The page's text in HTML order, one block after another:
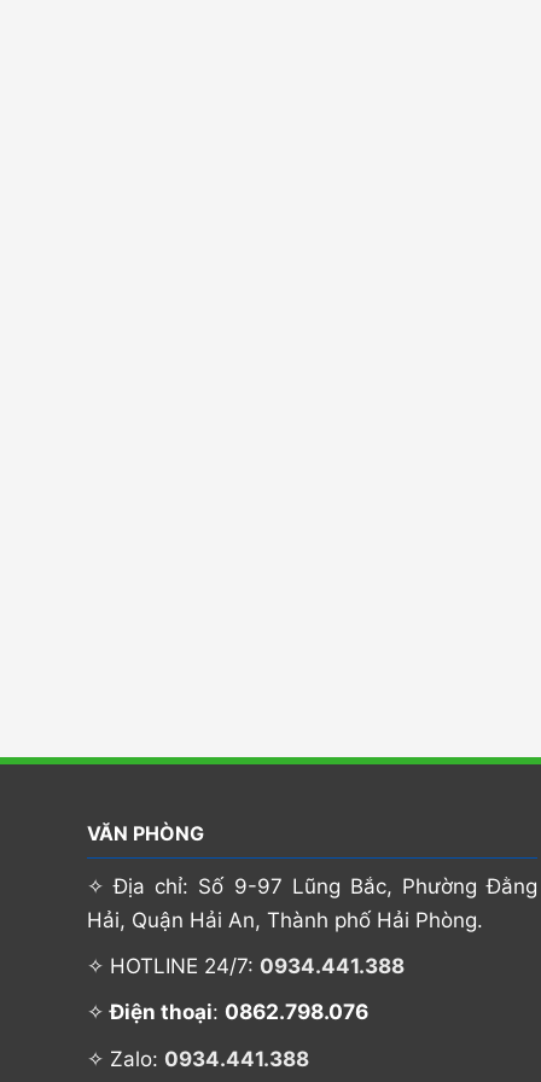
VĂN PHÒNG
✧ Địa chỉ: Số 9-97 Lũng Bắc, Phường Đằng
Hải, Quận Hải An, Thành phố Hải Phòng.
✧ HOTLINE 24/7: 0934.441.388
✧Điện thoại: 0862.798.076
✧ Zalo: 0934.441.388